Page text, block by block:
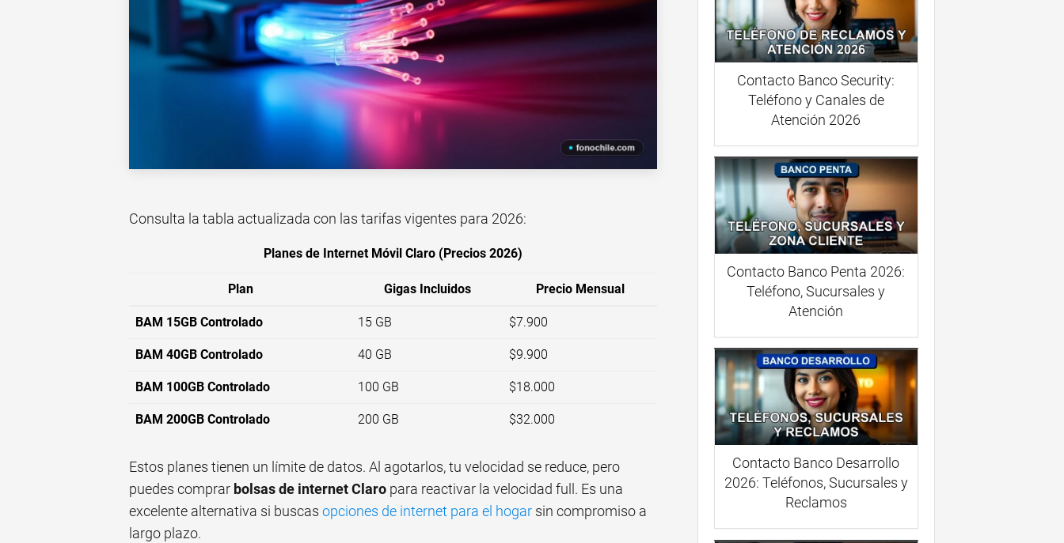
Consulta la tabla actualizada con las tarifas vigentes para 2026:
Planes de Internet Móvil Claro (Precios 2026)
Plan Gigas Incluidos Precio Mensual
BAM 15GB Controlado 15 GB $7.900
BAM 40GB Controlado 40 GB $9.900
BAM 100GB Controlado 100 GB $18.000
BAM 200GB Controlado 200 GB $32.000
Estos planes tienen un límite de datos. Al agotarlos, tu velocidad se reduce, pero
puedes comprar bolsas de internet Claro para reactivar la velocidad full. Es una
excelente alternativa si buscas opciones de internet para el hogar sin compromiso a
largo plazo.
Contacto Banco Security:
Teléfono y Canales de
Atención 2026
Contacto Banco Penta 2026:
Teléfono, Sucursales y
Atención
Contacto Banco Desarrollo
2026: Teléfonos, Sucursales y
Reclamos